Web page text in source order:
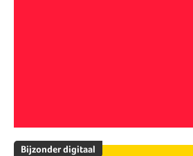
Bijzonder digitaal